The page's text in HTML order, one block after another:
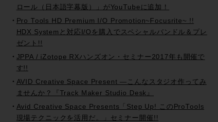
ロール（日本語字幕版）」がYouTubeに追加！
Pro Tools HD Premium I/O Promotion~Focusrite~ !!
HDX Systemと対応I/Oを購入でスペシャルバンドル＆プレ
ゼント!!
JPPA / iZotope RXハンズオン・セミナー2017年も開催で
す!!
AVID Creative Space Present —こんなスタジオ作ってみ
ませんか？『Track Maker Studio Desk』
Avid Creative Space Presents「Step Up! このProTools
現場テクニックを活用だ。」セミナー開催!!